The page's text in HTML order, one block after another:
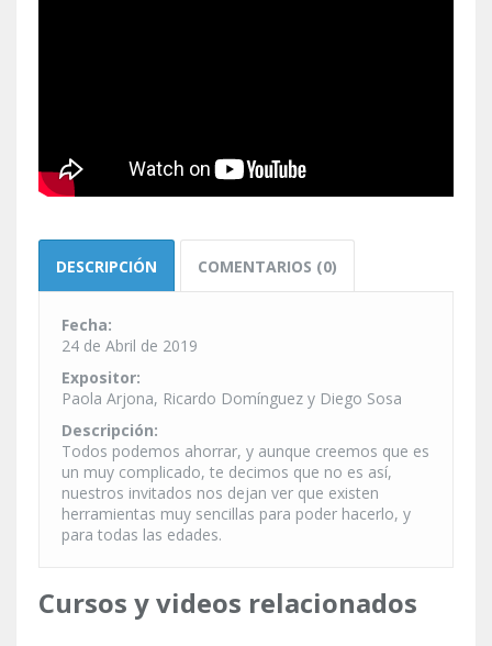
DESCRIPCIÓN COMENTARIOS (0)
Fecha:
24 de Abril de 2019
Expositor:
Paola Arjona, Ricardo Domínguez y Diego Sosa
Descripción:
Todos podemos ahorrar, y aunque creemos que es
un muy complicado, te decimos que no es así,
nuestros invitados nos dejan ver que existen
herramientas muy sencillas para poder hacerlo, y
para todas las edades.
Cursos y videos relacionados